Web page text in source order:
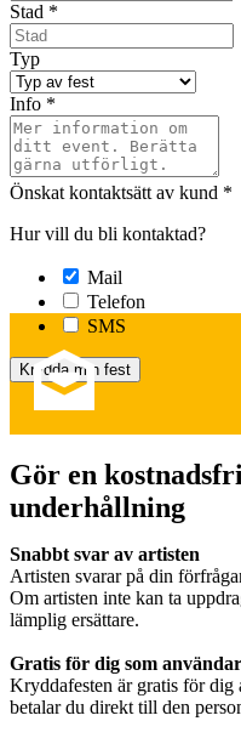
Stad *
Typ
Info *
Önskat kontaktsätt av kund *
Hur vill du bli kontaktad?
Mail
Telefon
SMS
Gör en
underhållning
Snabbt svar av artisten
Artisten svarar på din
Om artisten inte kan ta
lämplig ersättare.
Gratis för dig som
Kryddafesten är gratis för dig
betalar du direkt till den